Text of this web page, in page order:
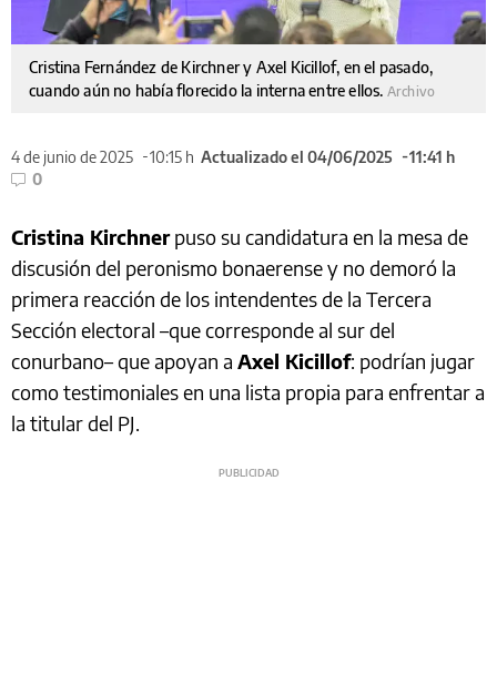
Cristina Fernández de Kirchner y Axel Kicillof, en el pasado,
cuando aún no había florecido la interna entre ellos. Archivo
4 de junio de 2025 10:15 h Actualizado el 04/06/2025
11:41 h
0
Cristina Kirchnerpuso su candidatura en la mesa de
discusión del peronismo bonaerense y no demoró la
primera reacción de los intendentes de la Tercera
Sección electoral –que corresponde al sur del
conurbano– que apoyan a Axel Kicillof: podrían jugar
como testimoniales en una lista propia para enfrentar a
la titular del PJ.